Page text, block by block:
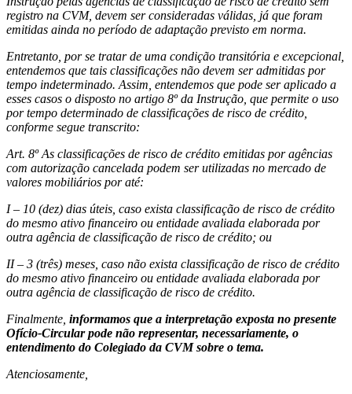
registro na CVM, devem ser consideradas válidas, já que foram
emitidas ainda no período de adaptação previsto em norma.
Entretanto, por se tratar de uma condição transitória e excepcional,
entendemos que tais classificações não devem ser admitidas por
tempo indeterminado. Assim, entendemos que pode ser aplicado a
esses casos o disposto no artigo 8º da Instrução, que permite o uso
por tempo determinado de classificações de risco de crédito,
conforme segue transcrito:
Art. 8º As classificações de risco de crédito emitidas por agências
com autorização cancelada podem ser utilizadas no mercado de
valores mobiliários por até:
I – 10 (dez) dias úteis, caso exista classificação de risco de crédito
do mesmo ativo financeiro ou entidade avaliada elaborada por
outra agência de classificação de risco de crédito; ou
II – 3 (três) meses, caso não exista classificação de risco de crédito
do mesmo ativo financeiro ou entidade avaliada elaborada por
outra agência de classificação de risco de crédito.
Finalmente, informamos que a interpretação exposta no presente
Ofício-Circular pode não representar, necessariamente, o
entendimento do Colegiado da CVM sobre o tema.
Atenciosamente,